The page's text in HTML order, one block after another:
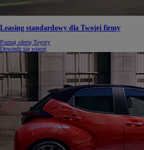
Leasing standardowy dla Twojej firmy
Poznaj ofertę Toyoty
Dowiedz się więcej